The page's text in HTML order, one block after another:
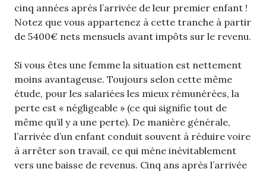
cinq années après l’arrivée de leur premier enfant !
Notez que vous appartenez à cette tranche à partir
de 5400€ nets mensuels avant impôts sur le revenu.
Si vous êtes une femme la situation est nettement
moins avantageuse. Toujours selon cette même
étude, pour les salariées les mieux rémunérées, la
perte est « négligeable » (ce qui signifie tout de
même qu’il y a une perte). De manière générale,
l’arrivée d’un enfant conduit souvent à réduire voire
à arrêter son travail, ce qui mène inévitablement
vers une baisse de revenus. Cinq ans après l’arrivée